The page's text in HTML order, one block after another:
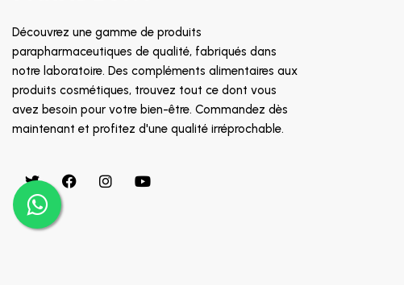
MGD
INDOKA
CHATEAU ROUGE
CHOLLEY
CICAFAST
CKS
Découvrez une gamme de produits
parapharmaceutiques de qualité, fabriqués dans
notre laboratoire. Des compléments alimentaires aux
produits cosmétiques, trouvez tout ce dont vous
avez besoin pour votre bien-être. Commandez dès
maintenant et profitez d'une qualité irréprochable.